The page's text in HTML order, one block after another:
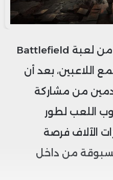
أشعلت تسريبات جديدة من لعبة Battlefield
اللاعبين، بعد أن
من مشاركة
اللعب لطور
الآلاف فرصة
من داخل